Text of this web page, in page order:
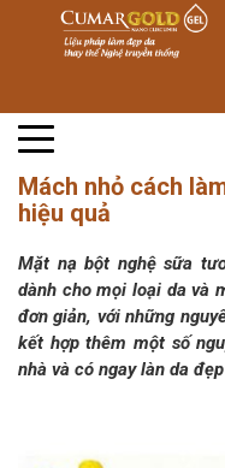
Mách nhỏ cách
hiệu quả
Mặt nạ bột nghệ sữa
dành cho mọi loại da và
đơn giản, với những
kết hợp thêm một số
nhà và có ngay làn da